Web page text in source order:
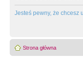
Jesteś pewny, że chcesz
Strona główna